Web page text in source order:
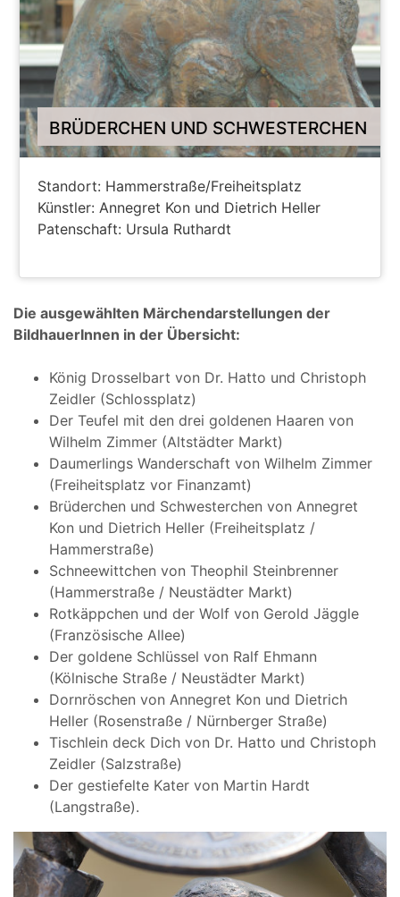
BRÜDERCHEN UND SCHWESTERCHEN
Standort: Hammerstraße/Freiheitsplatz
Künstler: Annegret Kon und Dietrich Heller
Patenschaft: Ursula Ruthardt
Die ausgewählten Märchendarstellungen der
BildhauerInnen in der Übersicht:
König Drosselbart von Dr. Hatto und Christoph
Zeidler (Schlossplatz)
Der Teufel mit den drei goldenen Haaren von
Wilhelm Zimmer (Altstädter Markt)
Daumerlings Wanderschaft von Wilhelm Zimmer
(Freiheitsplatz vor Finanzamt)
Brüderchen und Schwesterchen von Annegret
Kon und Dietrich Heller (Freiheitsplatz /
Hammerstraße)
Schneewittchen von Theophil Steinbrenner
(Hammerstraße / Neustädter Markt)
Rotkäppchen und der Wolf von Gerold Jäggle
(Französische Allee)
Der goldene Schlüssel von Ralf Ehmann
(Kölnische Straße / Neustädter Markt)
Dornröschen von Annegret Kon und Dietrich
Heller (Rosenstraße / Nürnberger Straße)
Tischlein deck Dich von Dr. Hatto und Christoph
Zeidler (Salzstraße)
Der gestiefelte Kater von Martin Hardt
(Langstraße).